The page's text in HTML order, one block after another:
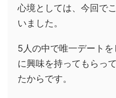
心境としては、今回で
いました。
5人の中で唯一デート
に興味を持ってもらっ
たからです。